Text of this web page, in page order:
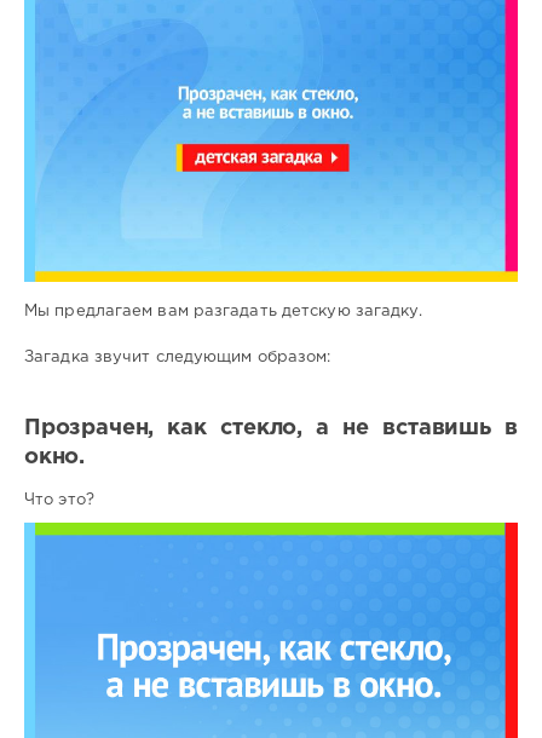
Мы предлагаем вам разгадать детскую загадку.
Загадка звучит следующим образом:
Прозрачен, как стекло, а не вставишь в
окно.
Что это?